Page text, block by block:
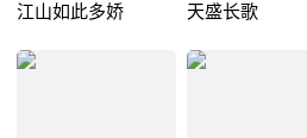
江山如此多娇 天盛长歌